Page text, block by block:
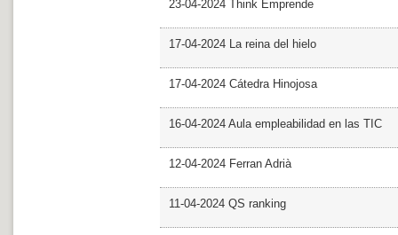
23-04-2024 Think Emprende
17-04-2024 La reina del hielo
17-04-2024 Cátedra Hinojosa
16-04-2024 Aula empleabilidad en las TIC
12-04-2024 Ferran Adrià
11-04-2024 QS ranking